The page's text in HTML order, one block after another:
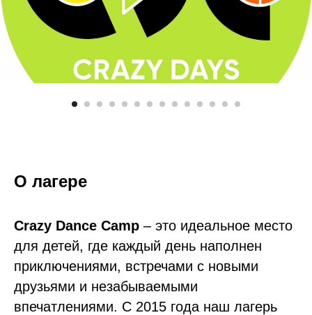
О лагере
Crazy Dance Camp – это идеальное место
для детей, где каждый день наполнен
приключениями, встречами с новыми
друзьями и незабываемыми
впечатлениями. С 2015 года наш лагерь